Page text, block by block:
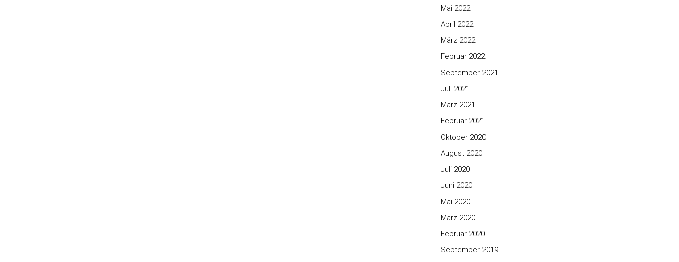
Mai 2022
April 2022
März 2022
Februar 2022
September 2021
Juli 2021
März 2021
Februar 2021
Oktober 2020
August 2020
Juli 2020
Juni 2020
Mai 2020
März 2020
Februar 2020
September 2019